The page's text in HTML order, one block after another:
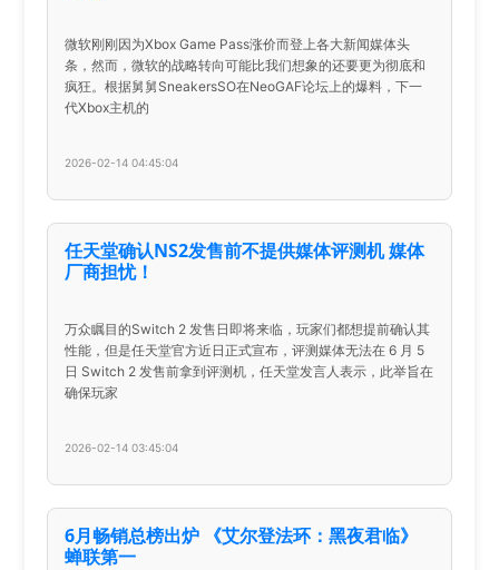
微软刚刚因为Xbox Game Pass涨价而登上各大新闻媒体头
条，然而，微软的战略转向可能比我们想象的还要更为彻底和
疯狂。根据舅舅SneakersSO在NeoGAF论坛上的爆料，下一
代Xbox主机的
2026-02-14 04:45:04
任天堂确认NS2发售前不提供媒体评测机 媒体
厂商担忧！
万众瞩目的Switch 2 发售日即将来临，玩家们都想提前确认其
性能，但是任天堂官方近日正式宣布，评测媒体无法在 6 月 5
日 Switch 2 发售前拿到评测机，任天堂发言人表示，此举旨在
确保玩家
2026-02-14 03:45:04
6月畅销总榜出炉 《艾尔登法环：黑夜君临》
蝉联第一